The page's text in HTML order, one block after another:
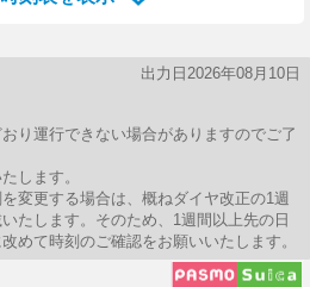
出力日2026年08月10日
り運行できない場合がありますのでご了
します。
変更する場合は、概ねダイヤ改正の1週
たします。そのため、1週間以上先の日
めて時刻のご確認をお願いいたします。